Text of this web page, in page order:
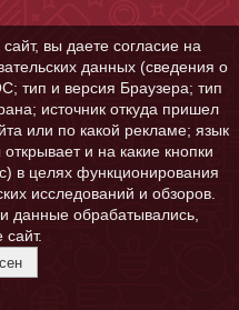
вы даете согласие на
данных (сведения о
тип и версия Браузера; тип
источник откуда пришел
или по какой рекламе; язык
и на какие кнопки
в целях функционирования
исследований и обзоров.
данные обрабатывались,
сайт.